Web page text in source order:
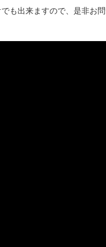
も出来ますので、是非お問